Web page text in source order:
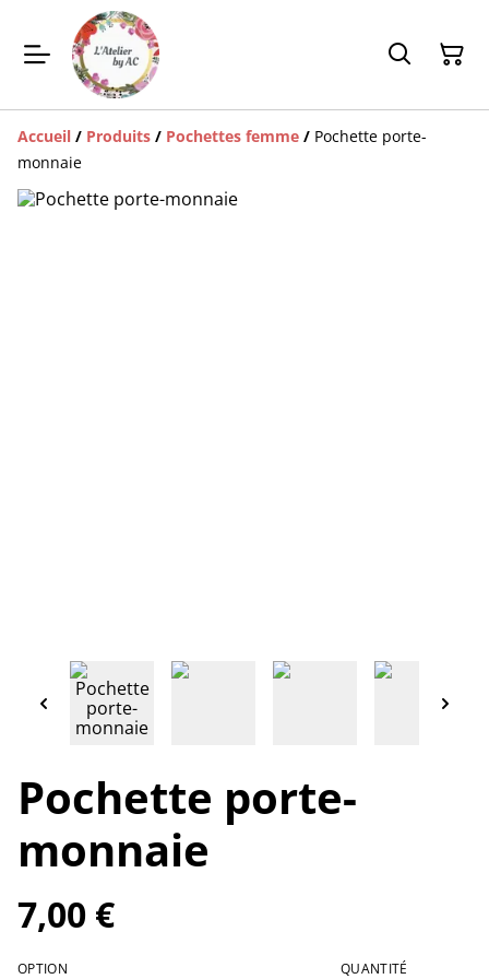
Accueil / Produits / Pochettes femme / Pochette porte-
monnaie
Pochette porte-
monnaie
7,00 €
OPTION QUANTITÉ